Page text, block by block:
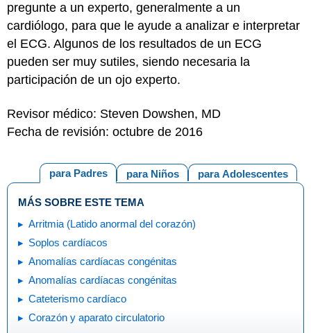
pregunte a un experto, generalmente a un
cardiólogo, para que le ayude a analizar e interpretar
el ECG. Algunos de los resultados de un ECG
pueden ser muy sutiles, siendo necesaria la
participación de un ojo experto.
Revisor médico: Steven Dowshen, MD
Fecha de revisión: octubre de 2016
para Adolescentes
para Niños
para Padres
MÁS SOBRE ESTE TEMA
Arritmia (Latido anormal del corazón)
Soplos cardíacos
Anomalías cardíacas congénitas
Anomalías cardíacas congénitas
Cateterismo cardíaco
Corazón y aparato circulatorio